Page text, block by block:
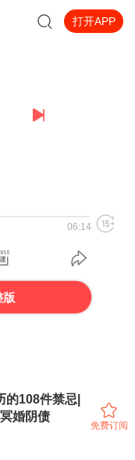
打开APP
06:14
版
的108件禁忌|
婚阴债
免费订阅